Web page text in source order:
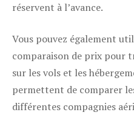
réservent à l’avance.
Vous pouvez également
comparaison de prix pour
sur les vols et les
permettent de comparer
différentes compagnies